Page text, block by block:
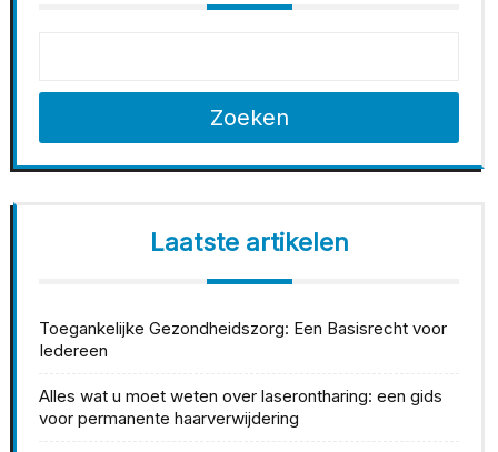
Zoeken
Laatste artikelen
Toegankelijke Gezondheidszorg: Een Basisrecht voor
Iedereen
Alles wat u moet weten over laserontharing: een gids
voor permanente haarverwijdering